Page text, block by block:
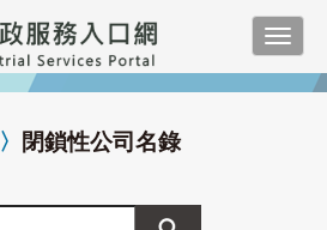
〉 閉鎖性公司名錄